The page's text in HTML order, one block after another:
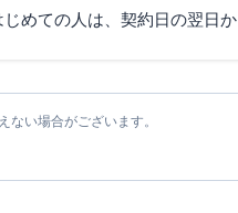
めての人は、契約日の翌日
ない場合がございます。